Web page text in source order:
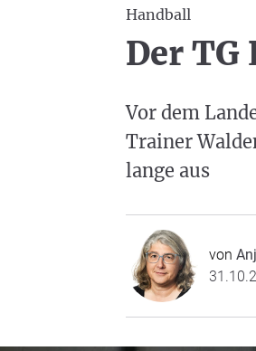
Handball
Der TG
Vor dem
Trainer
lange aus
von